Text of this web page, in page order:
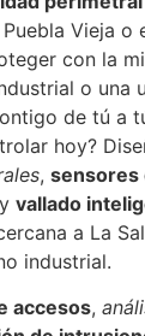
Vieja o
con la
o una
de tú a
hoy?
, sensores
y vallado
a La
industrial.
accesos,